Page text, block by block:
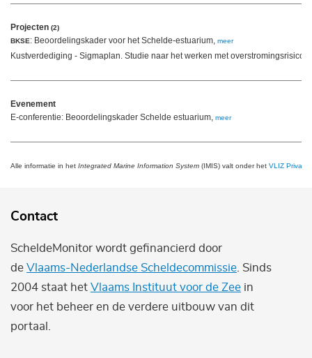
Projecten (2)
BKSE: Beoordelingskader voor het Schelde-estuarium, meer
Kustverdediging - Sigmaplan. Studie naar het werken met
Evenement
E-conferentie: Beoordelingskader Schelde estuarium, meer
Alle informatie in het Integrated Marine Information System (IMIS) valt onder het VLIZ Privacy
Contact
ScheldeMonitor wordt gefinancierd door
de Vlaams-Nederlandse Scheldecommissie . Sinds
2004 staat het Vlaams Instituut voor de Zee in
voor het beheer en de verdere uitbouw van dit
portaal.